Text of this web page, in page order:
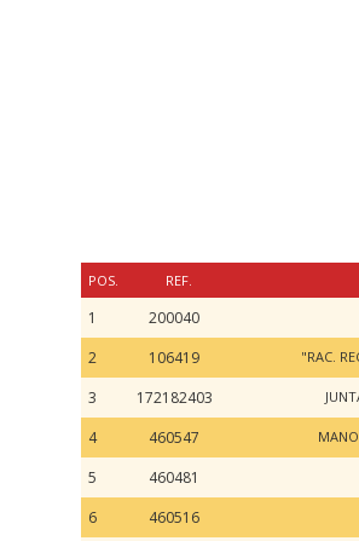
POS. REF.
1 200040
2
106419 "RAC.
3
172182403
4
460547
5
460481
6
460516